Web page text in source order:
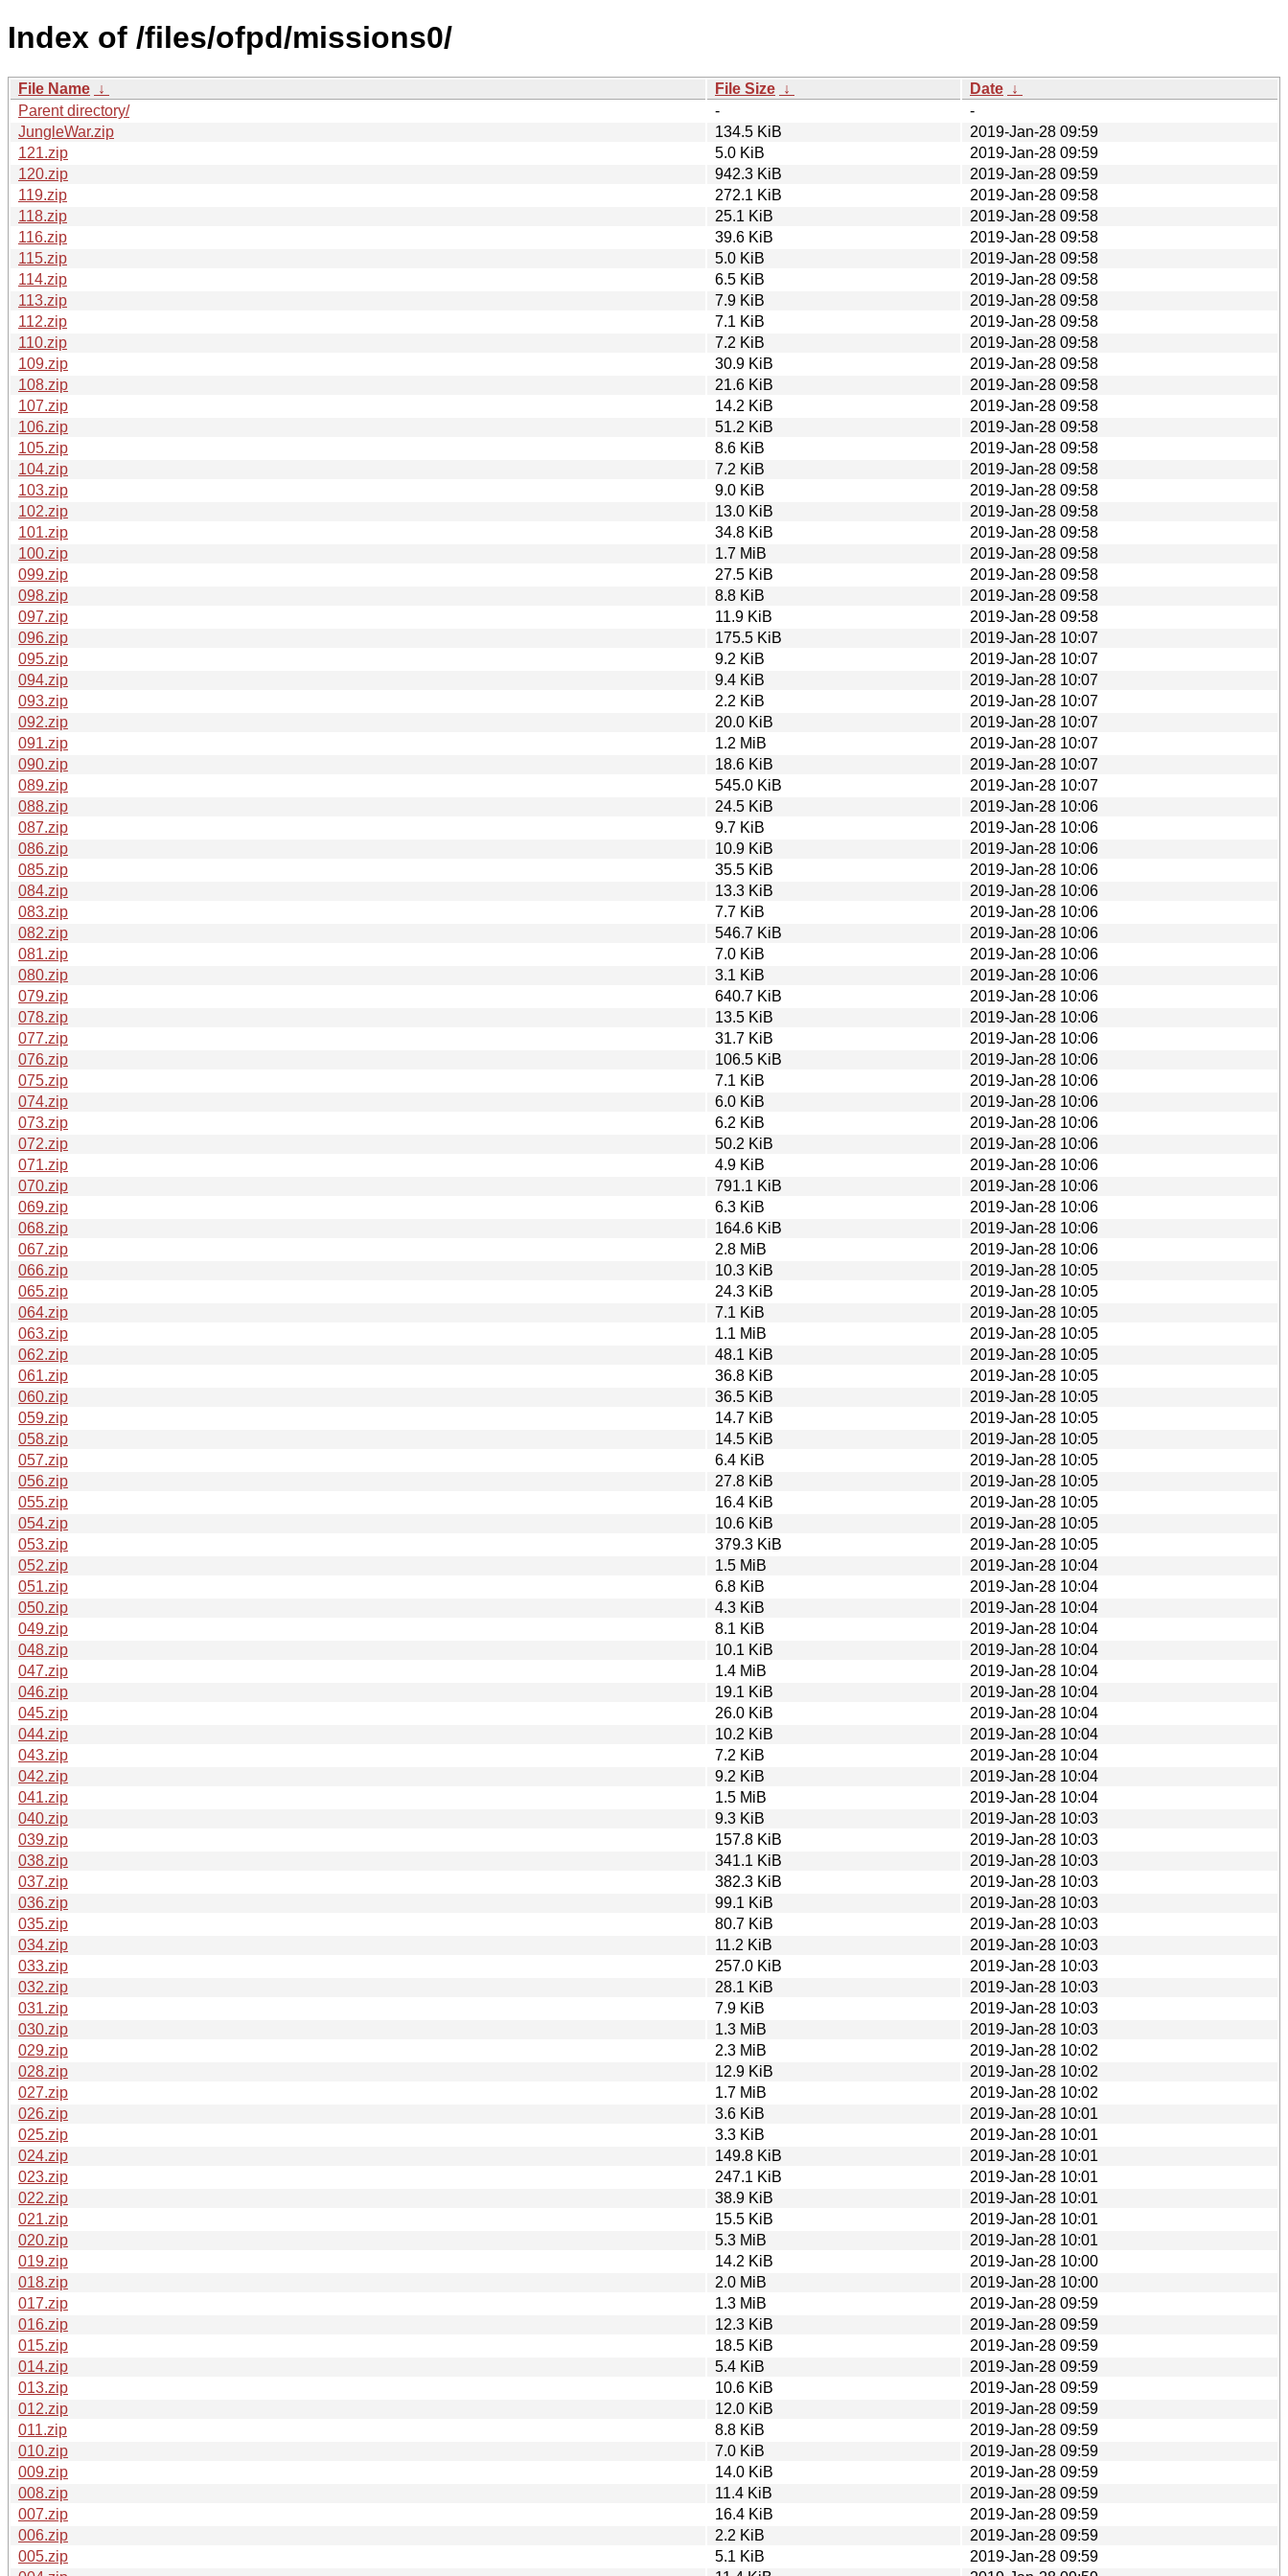
Index of /files/ofpd/missions0/
File Name ↓ File Size ↓ Date ↓
Parent directory/
-
-
JungleWar.zip
134.5 KiB
2019-Jan-28 09:59
121.zip
5.0 KiB
2019-Jan-28 09:59
120.zip
942.3 KiB
2019-Jan-28 09:59
119.zip
272.1 KiB
2019-Jan-28 09:58
118.zip
25.1 KiB
2019-Jan-28 09:58
116.zip
39.6 KiB
2019-Jan-28 09:58
115.zip
5.0 KiB
2019-Jan-28 09:58
114.zip
6.5 KiB
2019-Jan-28 09:58
113.zip
7.9 KiB
2019-Jan-28 09:58
112.zip
7.1 KiB
2019-Jan-28 09:58
110.zip
7.2 KiB
2019-Jan-28 09:58
109.zip
30.9 KiB
2019-Jan-28 09:58
108.zip
21.6 KiB
2019-Jan-28 09:58
107.zip
14.2 KiB
2019-Jan-28 09:58
106.zip
51.2 KiB
2019-Jan-28 09:58
105.zip
8.6 KiB
2019-Jan-28 09:58
104.zip
7.2 KiB
2019-Jan-28 09:58
103.zip
9.0 KiB
2019-Jan-28 09:58
102.zip
13.0 KiB
2019-Jan-28 09:58
101.zip
34.8 KiB
2019-Jan-28 09:58
100.zip
1.7 MiB
2019-Jan-28 09:58
099.zip
27.5 KiB
2019-Jan-28 09:58
098.zip
8.8 KiB
2019-Jan-28 09:58
097.zip
11.9 KiB
2019-Jan-28 09:58
096.zip
175.5 KiB
2019-Jan-28 10:07
095.zip
9.2 KiB
2019-Jan-28 10:07
094.zip
9.4 KiB
2019-Jan-28 10:07
093.zip
2.2 KiB
2019-Jan-28 10:07
092.zip
20.0 KiB
2019-Jan-28 10:07
091.zip
1.2 MiB
2019-Jan-28 10:07
090.zip
18.6 KiB
2019-Jan-28 10:07
089.zip
545.0 KiB
2019-Jan-28 10:07
088.zip
24.5 KiB
2019-Jan-28 10:06
087.zip
9.7 KiB
2019-Jan-28 10:06
086.zip
10.9 KiB
2019-Jan-28 10:06
085.zip
35.5 KiB
2019-Jan-28 10:06
084.zip
13.3 KiB
2019-Jan-28 10:06
083.zip
7.7 KiB
2019-Jan-28 10:06
082.zip
546.7 KiB
2019-Jan-28 10:06
081.zip
7.0 KiB
2019-Jan-28 10:06
080.zip
3.1 KiB
2019-Jan-28 10:06
079.zip
640.7 KiB
2019-Jan-28 10:06
078.zip
13.5 KiB
2019-Jan-28 10:06
077.zip
31.7 KiB
2019-Jan-28 10:06
076.zip
106.5 KiB
2019-Jan-28 10:06
075.zip
7.1 KiB
2019-Jan-28 10:06
074.zip
6.0 KiB
2019-Jan-28 10:06
073.zip
6.2 KiB
2019-Jan-28 10:06
072.zip
50.2 KiB
2019-Jan-28 10:06
071.zip
4.9 KiB
2019-Jan-28 10:06
070.zip
791.1 KiB
2019-Jan-28 10:06
069.zip
6.3 KiB
2019-Jan-28 10:06
068.zip
164.6 KiB
2019-Jan-28 10:06
067.zip
2.8 MiB
2019-Jan-28 10:06
066.zip
10.3 KiB
2019-Jan-28 10:05
065.zip
24.3 KiB
2019-Jan-28 10:05
064.zip
7.1 KiB
2019-Jan-28 10:05
063.zip
1.1 MiB
2019-Jan-28 10:05
062.zip
48.1 KiB
2019-Jan-28 10:05
061.zip
36.8 KiB
2019-Jan-28 10:05
060.zip
36.5 KiB
2019-Jan-28 10:05
059.zip
14.7 KiB
2019-Jan-28 10:05
058.zip
14.5 KiB
2019-Jan-28 10:05
057.zip
6.4 KiB
2019-Jan-28 10:05
056.zip
27.8 KiB
2019-Jan-28 10:05
055.zip
16.4 KiB
2019-Jan-28 10:05
054.zip
10.6 KiB
2019-Jan-28 10:05
053.zip
379.3 KiB
2019-Jan-28 10:05
052.zip
1.5 MiB
2019-Jan-28 10:04
051.zip
6.8 KiB
2019-Jan-28 10:04
050.zip
4.3 KiB
2019-Jan-28 10:04
049.zip
8.1 KiB
2019-Jan-28 10:04
048.zip
10.1 KiB
2019-Jan-28 10:04
047.zip
1.4 MiB
2019-Jan-28 10:04
046.zip
19.1 KiB
2019-Jan-28 10:04
045.zip
26.0 KiB
2019-Jan-28 10:04
044.zip
10.2 KiB
2019-Jan-28 10:04
043.zip
7.2 KiB
2019-Jan-28 10:04
042.zip
9.2 KiB
2019-Jan-28 10:04
041.zip
1.5 MiB
2019-Jan-28 10:04
040.zip
9.3 KiB
2019-Jan-28 10:03
039.zip
157.8 KiB
2019-Jan-28 10:03
038.zip
341.1 KiB
2019-Jan-28 10:03
037.zip
382.3 KiB
2019-Jan-28 10:03
036.zip
99.1 KiB
2019-Jan-28 10:03
035.zip
80.7 KiB
2019-Jan-28 10:03
034.zip
11.2 KiB
2019-Jan-28 10:03
033.zip
257.0 KiB
2019-Jan-28 10:03
032.zip
28.1 KiB
2019-Jan-28 10:03
031.zip
7.9 KiB
2019-Jan-28 10:03
030.zip
1.3 MiB
2019-Jan-28 10:03
029.zip
2.3 MiB
2019-Jan-28 10:02
028.zip
12.9 KiB
2019-Jan-28 10:02
027.zip
1.7 MiB
2019-Jan-28 10:02
026.zip
3.6 KiB
2019-Jan-28 10:01
025.zip
3.3 KiB
2019-Jan-28 10:01
024.zip
149.8 KiB
2019-Jan-28 10:01
023.zip
247.1 KiB
2019-Jan-28 10:01
022.zip
38.9 KiB
2019-Jan-28 10:01
021.zip
15.5 KiB
2019-Jan-28 10:01
020.zip
5.3 MiB
2019-Jan-28 10:01
019.zip
14.2 KiB
2019-Jan-28 10:00
018.zip
2.0 MiB
2019-Jan-28 10:00
017.zip
1.3 MiB
2019-Jan-28 09:59
016.zip
12.3 KiB
2019-Jan-28 09:59
015.zip
18.5 KiB
2019-Jan-28 09:59
014.zip
5.4 KiB
2019-Jan-28 09:59
013.zip
10.6 KiB
2019-Jan-28 09:59
012.zip
12.0 KiB
2019-Jan-28 09:59
011.zip
8.8 KiB
2019-Jan-28 09:59
010.zip
7.0 KiB
2019-Jan-28 09:59
009.zip
14.0 KiB
2019-Jan-28 09:59
008.zip
11.4 KiB
2019-Jan-28 09:59
007.zip
16.4 KiB
2019-Jan-28 09:59
006.zip
2.2 KiB
2019-Jan-28 09:59
005.zip
5.1 KiB
2019-Jan-28 09:59